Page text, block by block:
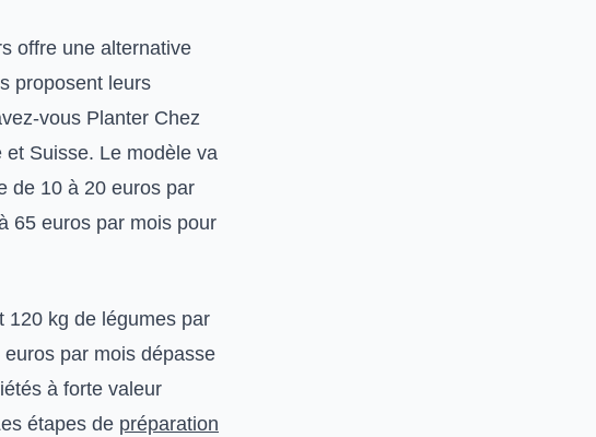
offre une alternative
proposent leurs
vous Planter Chez
Suisse. Le modèle va
de 10 à 20 euros par
65 euros par mois pour
120 kg de légumes par
par mois dépasse
à forte valeur
étapes de préparation